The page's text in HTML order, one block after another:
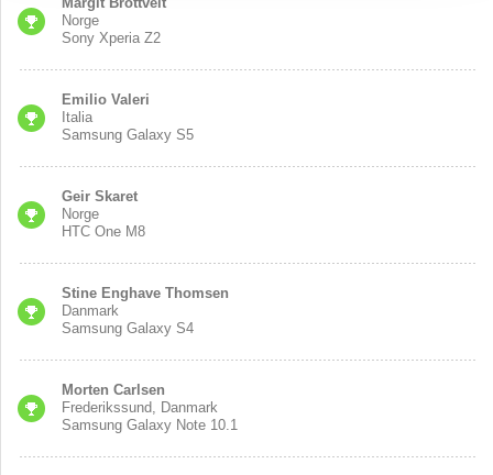
Norge
Sony Xperia Z2
Emilio Valeri
Italia
Samsung Galaxy S5
Geir Skaret
Norge
HTC One M8
Stine Enghave Thomsen
Danmark
Samsung Galaxy S4
Morten Carlsen
Frederikssund, Danmark
Samsung Galaxy Note 10.1